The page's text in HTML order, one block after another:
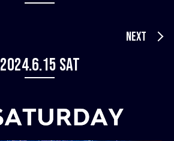
2024.6.15 Sat
NEXT